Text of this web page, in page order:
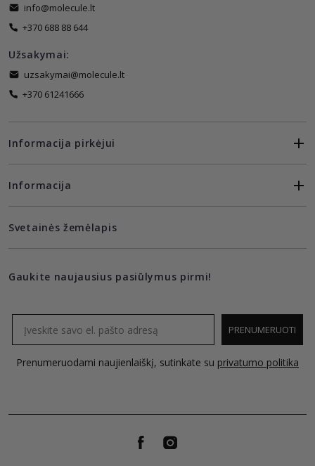
info@molecule.lt
+370 688 88 644
Užsakymai:
uzsakymai@molecule.lt
+370 61241666
Informacija pirkėjui
Informacija
Svetainės žemėlapis
Gaukite naujausius pasiūlymus pirmi!
PRENUMERUOTI
Prenumeruodami naujienlaiškį, sutinkate su privatumo politika